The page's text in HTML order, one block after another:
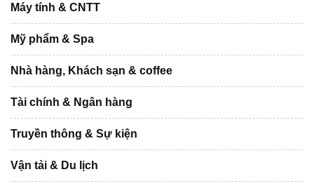
Máy tính & CNTT
Mỹ phẩm & Spa
Nhà hàng, Khách sạn & coffee
Tài chính & Ngân hàng
Truyền thông & Sự kiện
Vận tải & Du lịch